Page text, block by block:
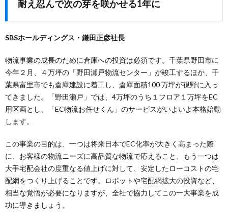
耐え忍んで次の芽を咲かせる1年に
SBSホールディングス・鎌田正彦社長
物流事業の成長のために倉庫への投資は必須です。千葉県野田市に
今年２月、４万坪の「野田瀬戸物流センター」が竣工するほか、千
葉県富里市でも倉庫建設に着工し、倉庫面積100 万坪が視野に入っ
てきました。「野田瀬戸」では、4万坪のうち１フロア１万坪をEC
用区画とし、「EC物流お任せくん」のサービスがいよいよ本格始動
します。
この事業の目的は、一つは将来日本でEC化率が大きく高まった際
に、お客様の物流ニーズに高品質な物流で応えること、もう一つは
大手宅配会社の度重なる値上げに対して、安定したローコストの宅
配網をつくり上げることです。ロボットや宅配網拡大の投資など、
相当な覚悟が必要になりますが、全社で協力してこの一大事業を成
功に導きましょう。